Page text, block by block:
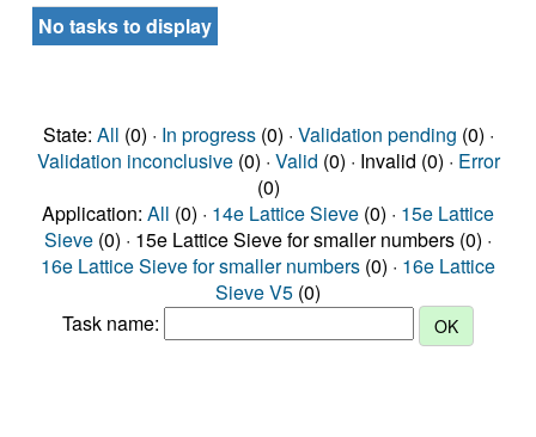
No tasks to display
State: All (0) · In progress(0) · Validation pending (0) ·
Validation inconclusive(0) · Valid (0) · Invalid (0) · Error
(0)
Application: All (0) · 14e Lattice Sieve (0) · 15e Lattice
Sieve (0) · 15e Lattice Sieve for smaller numbers (0) ·
16e Lattice Sieve for smaller numbers (0) · 16e Lattice
Sieve V5 (0)
Task name: